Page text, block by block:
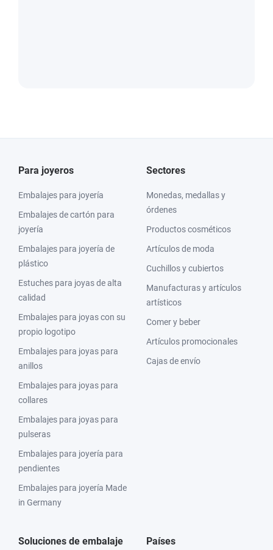
Para joyeros
Embalajes para joyería
Embalajes de cartón para
joyería
Embalajes para joyería de
plástico
Estuches para joyas de alta
calidad
Embalajes para joyas con su
propio logotipo
Embalajes para joyas para
anillos
Embalajes para joyas para
collares
Embalajes para joyas para
pulseras
Embalajes para joyería para
pendientes
Embalajes para joyería Made
in Germany
Sectores
Monedas, medallas y
órdenes
Productos cosméticos
Artículos de moda
Cuchillos y cubiertos
Manufacturas y artículos
artísticos
Comer y beber
Artículos promocionales
Cajas de envío
Soluciones de embalaje Países